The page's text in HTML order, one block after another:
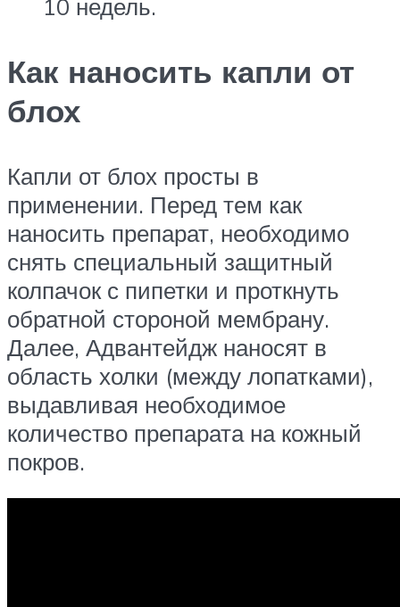
10 недель.
Как наносить капли от
блох
Капли от блох просты в
применении. Перед тем как
наносить препарат, необходимо
снять специальный защитный
колпачок с пипетки и проткнуть
обратной стороной мембрану.
Далее, Адвантейдж наносят в
область холки (между лопатками),
выдавливая необходимое
количество препарата на кожный
покров.